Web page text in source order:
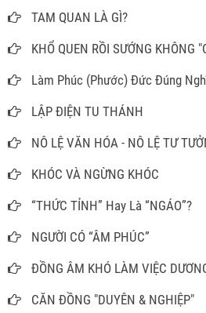
TAM QUAN LÀ GÌ?
KHỔ QUEN RỒI SƯỚNG KHÔNG
Làm Phúc (Phước) Đức Đúng
LẬP ĐIỆN TU THÁNH
NÔ LỆ VĂN HÓA - NÔ LỆ TƯ
KHÓC VÀ NGỪNG KHÓC
“THỨC TỈNH” Hay Là “NGÁO”?
NGƯỜI CÓ “ÂM PHÚC”
ĐỒNG ÂM KHÓ LÀM VIỆC
CĂN ĐỒNG "DUYÊN & NGHIỆP"